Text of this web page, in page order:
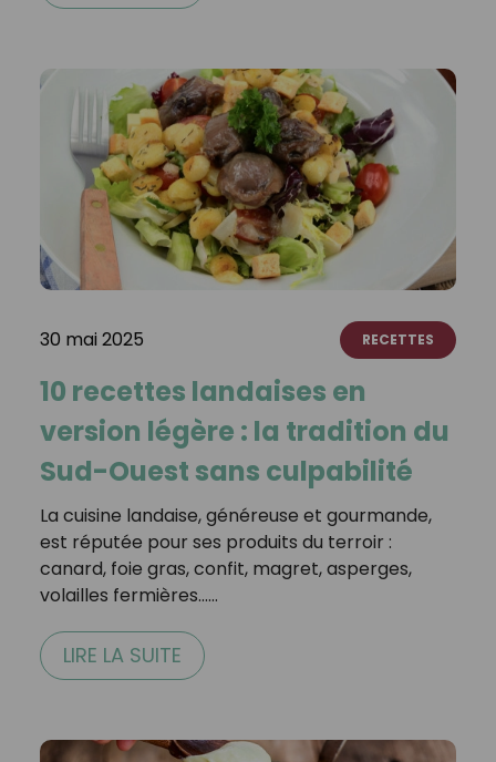
30 mai 2025 RECETTES
10 recettes landaises en
version légère : la tradition du
Sud-Ouest sans culpabilité
La cuisine landaise, généreuse et gourmande,
est réputée pour ses produits du terroir :
canard, foie gras, confit, magret, asperges,
volailles fermières……
LIRE LA SUITE